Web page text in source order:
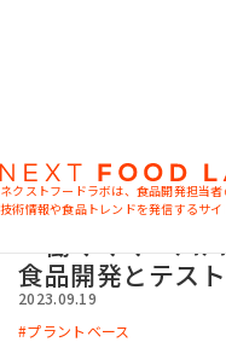
ネクストフードラボは、食品開発担当者
技術情報や食品トレンドを発信するサイ
記事
製品情報
レシピ
食品開発担当者
テストマーケテ
～働くママ・パ
食品開発とテス
2023.09.19
プラントベース